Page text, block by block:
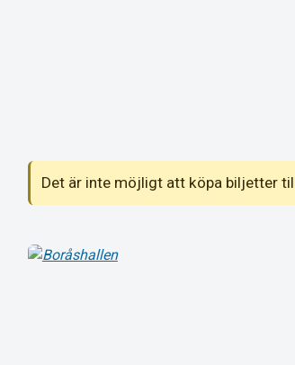
Det är inte möjligt att köpa biljetter